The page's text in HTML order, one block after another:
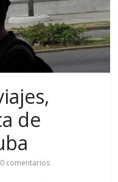
de
0 comentarios